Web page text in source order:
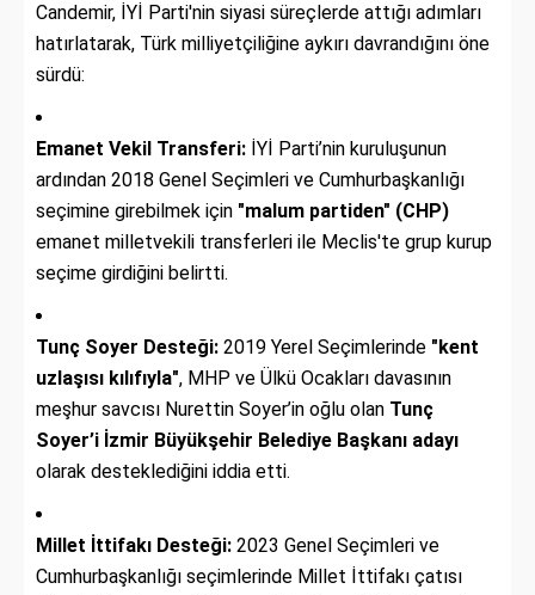
Candemir, İYİ Parti'nin siyasi süreçlerde attığı adımları
hatırlatarak, Türk milliyetçiliğine aykırı davrandığını öne
sürdü:
Emanet Vekil Transferi: İYİ Parti’nin kuruluşunun
ardından 2018 Genel Seçimleri ve Cumhurbaşkanlığı
seçimine girebilmek için "malum partiden" (CHP)
emanet milletvekili transferleri ile Meclis'te grup kurup
seçime girdiğini belirtti.
Tunç Soyer Desteği: 2019 Yerel Seçimlerinde "kent
uzlaşısı kılıfıyla", MHP ve Ülkü Ocakları davasının
meşhur savcısı Nurettin Soyer’in oğlu olan Tunç
Soyer’i İzmir Büyükşehir Belediye Başkanı adayı
olarak desteklediğini iddia etti.
Millet İttifakı Desteği: 2023 Genel Seçimleri ve
Cumhurbaşkanlığı seçimlerinde Millet İttifakı çatısı